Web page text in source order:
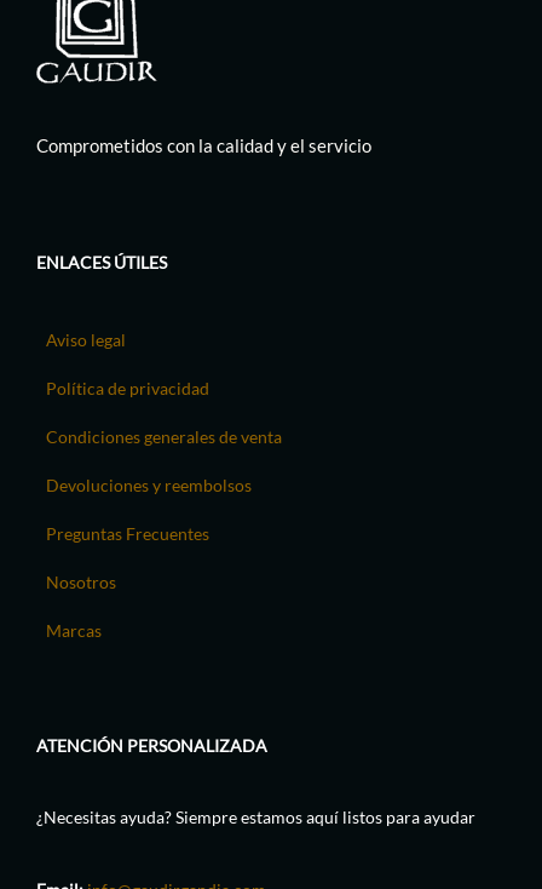
Comprometidos con la calidad y el servicio
ENLACES ÚTILES
Aviso legal
Política de privacidad
Condiciones generales de venta
Devoluciones y reembolsos
Preguntas Frecuentes
Nosotros
Marcas
ATENCIÓN PERSONALIZADA
¿Necesitas ayuda? Siempre estamos aquí listos para ayudar